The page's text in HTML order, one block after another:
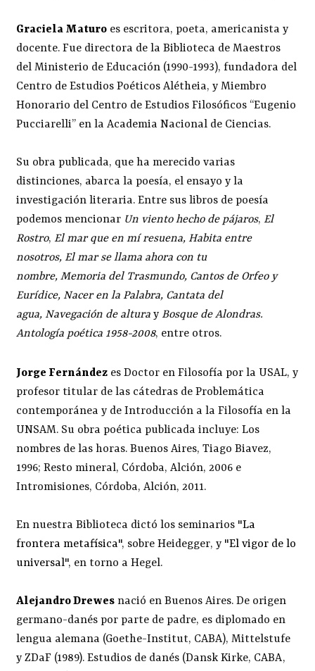
Graciela Maturo es escritora, poeta, americanista y
docente. Fue directora de la Biblioteca de Maestros
del Ministerio de Educación (1990-1993), fundadora del
Centro de Estudios Poéticos Alétheia, y Miembro
Honorario del Centro de Estudios Filosóficos “Eugenio
Pucciarelli” en la Academia Nacional de Ciencias.
Su obra publicada, que ha merecido varias
distinciones, abarca la poesía, el ensayo y la
investigación literaria. Entre sus libros de poesía
podemos mencionar Un viento hecho de pájaros,El
Rostro,El mar que en mí resuena, Habita entre
nosotros, El mar se llama ahora con tu
nombre, Memoria del Trasmundo, Cantos de Orfeo y
Eurídice, Nacer en la Palabra, Cantata del
agua, Navegación de alturay Bosque de Alondras.
Antología poética 1958-2008, entre otros.
Jorge Fernández es Doctor en Filosofía por la USAL, y
profesor titular de las cátedras de Problemática
contemporánea y de Introducción a la Filosofía en la
UNSAM. Su obra poética publicada incluye: Los
nombres de las horas. Buenos Aires, Tiago Biavez,
1996; Resto mineral, Córdoba, Alción, 2006 e
Intromisiones, Córdoba, Alción, 2011.
En nuestra Biblioteca dictó los seminarios "La
frontera metafísica", sobre Heidegger, y "El vigor de lo
universal", en torno a Hegel.
Alejandro Drewes nació en Buenos Aires. De origen
germano-danés por parte de padre, es diplomado en
lengua alemana (Goethe-Institut, CABA), Mittelstufe
y ZDaF (1989). Estudios de danés (Dansk Kirke, CABA,